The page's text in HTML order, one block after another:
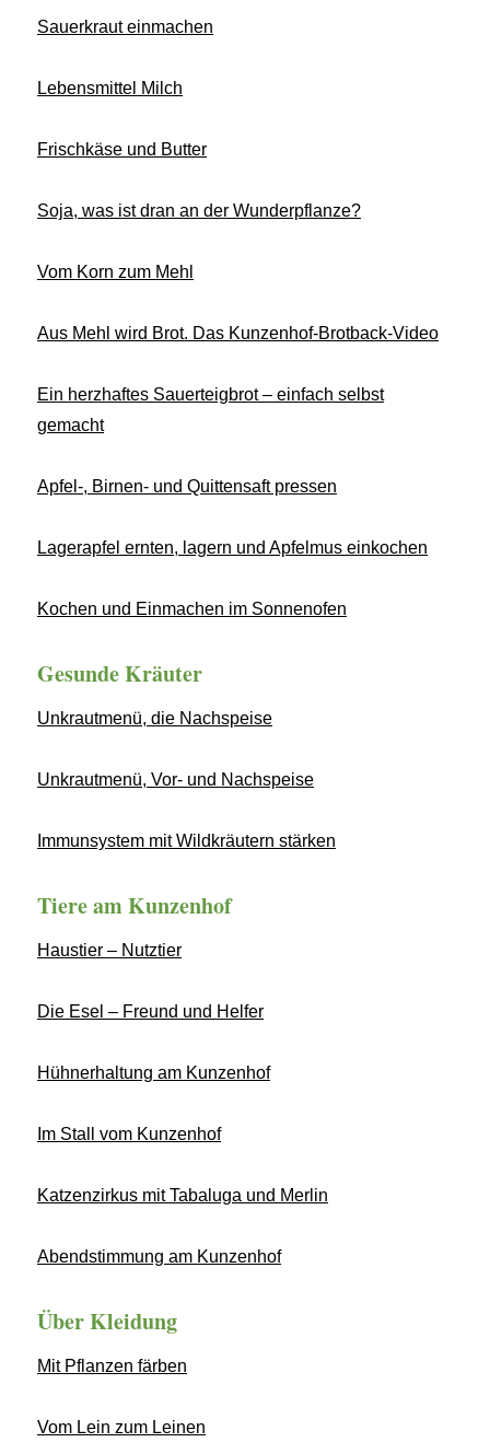
Sauerkraut einmachen
Lebensmittel Milch
Frischkäse und Butter
Soja, was ist dran an der Wunderpflanze?
Vom Korn zum Mehl
Aus Mehl wird Brot. Das Kunzenhof-Brotback-Video
Ein herzhaftes Sauerteigbrot – einfach selbst
gemacht
Apfel-, Birnen- und Quittensaft pressen
Lagerapfel ernten, lagern und Apfelmus einkochen
Kochen und Einmachen im Sonnenofen
Gesunde Kräuter
Unkrautmenü, die Nachspeise
Unkrautmenü, Vor- und Nachspeise
Immunsystem mit Wildkräutern stärken
Tiere am Kunzenhof
Haustier – Nutztier
Die Esel – Freund und Helfer
Hühnerhaltung am Kunzenhof
Im Stall vom Kunzenhof
Katzenzirkus mit Tabaluga und Merlin
Abendstimmung am Kunzenhof
Über Kleidung
Mit Pflanzen färben
Vom Lein zum Leinen